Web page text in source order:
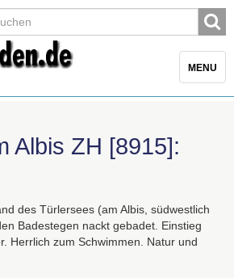
Toggle
MENU
Albis ZH [8915]:
des Türlersees (am Albis, südwestlich
Badestegen nackt gebadet. Einstieg
Herrlich zum Schwimmen. Natur und